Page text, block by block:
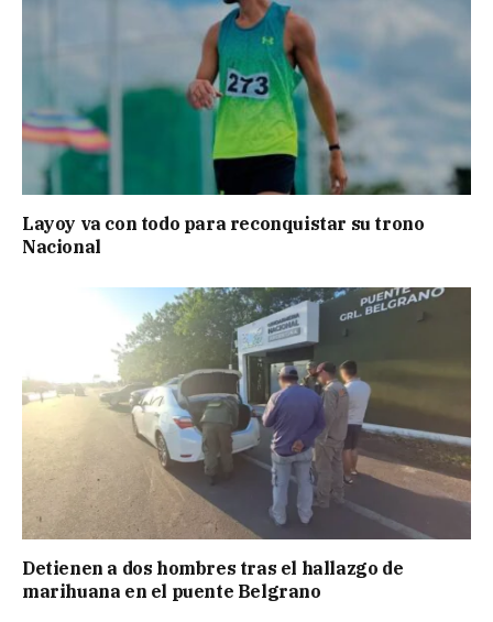
Layoy va con todo para reconquistar su trono
Nacional
Detienen a dos hombres tras el hallazgo de
marihuana en el puente Belgrano